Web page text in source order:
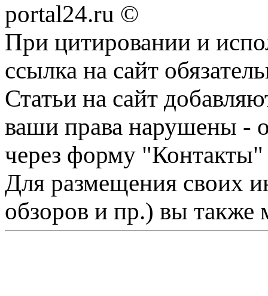
portal24.ru ©
При цитировании и
ссылка на сайт
Статьи на сайт
ваши права нарушены -
через форму "Контакты"
Для размещения своих
обзоров и пр.) вы также